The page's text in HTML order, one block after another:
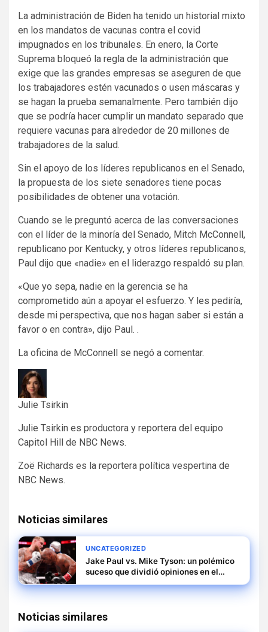
La administración de Biden ha tenido un historial mixto
en los mandatos de vacunas contra el covid
impugnados en los tribunales. En enero, la Corte
Suprema bloqueó la regla de la administración que
exige que las grandes empresas se aseguren de que
los trabajadores estén vacunados o usen máscaras y
se hagan la prueba semanalmente. Pero también dijo
que se podría hacer cumplir un mandato separado que
requiere vacunas para alrededor de 20 millones de
trabajadores de la salud.
Sin el apoyo de los líderes republicanos en el Senado,
la propuesta de los siete senadores tiene pocas
posibilidades de obtener una votación.
Cuando se le preguntó acerca de las conversaciones
con el líder de la minoría del Senado, Mitch McConnell,
republicano por Kentucky, y otros líderes republicanos,
Paul dijo que «nadie» en el liderazgo respaldó su plan.
«Que yo sepa, nadie en la gerencia se ha
comprometido aún a apoyar el esfuerzo. Y les pediría,
desde mi perspectiva, que nos hagan saber si están a
favor o en contra», dijo Paul. .
La oficina de McConnell se negó a comentar.
Julie Tsirkin
Julie Tsirkin es productora y reportera del equipo
Capitol Hill de NBC News.
Zoë Richards es la reportera política vespertina de
NBC News.
Noticias similares
UNCATEGORIZED
Jake Paul vs. Mike Tyson: un polémico
suceso que dividió opiniones en el
mundo del boxeo
Noticias similares